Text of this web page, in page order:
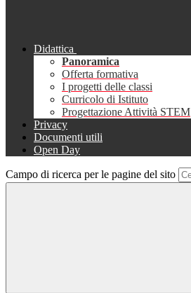
Didattica
Panoramica
Offerta formativa
I progetti delle classi
Curricolo di Istituto
Progettazione Attività STEM
Privacy
Documenti utili
Open Day
Campo di ricerca per le pagine del sito